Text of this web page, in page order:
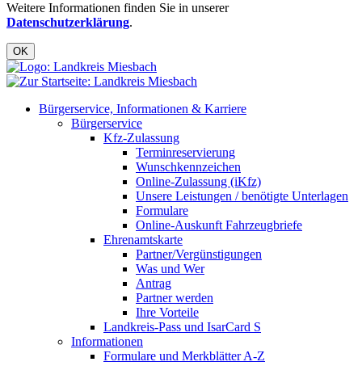
Weitere Informationen finden Sie in unserer
Datenschutzerklärung.
OK
Bürgerservice, Informationen & Karriere
Bürgerservice
Kfz-Zulassung
Terminreservierung
Wunschkennzeichen
Online-Zulassung (iKfz)
Unsere Leistungen / benötigte Unterlagen
Formulare
Online-Auskunft Fahrzeugbriefe
Ehrenamtskarte
Partner/Vergünstigungen
Was und Wer
Antrag
Partner werden
Ihre Vorteile
Landkreis-Pass und IsarCard S
Informationen
Formulare und Merkblätter A-Z